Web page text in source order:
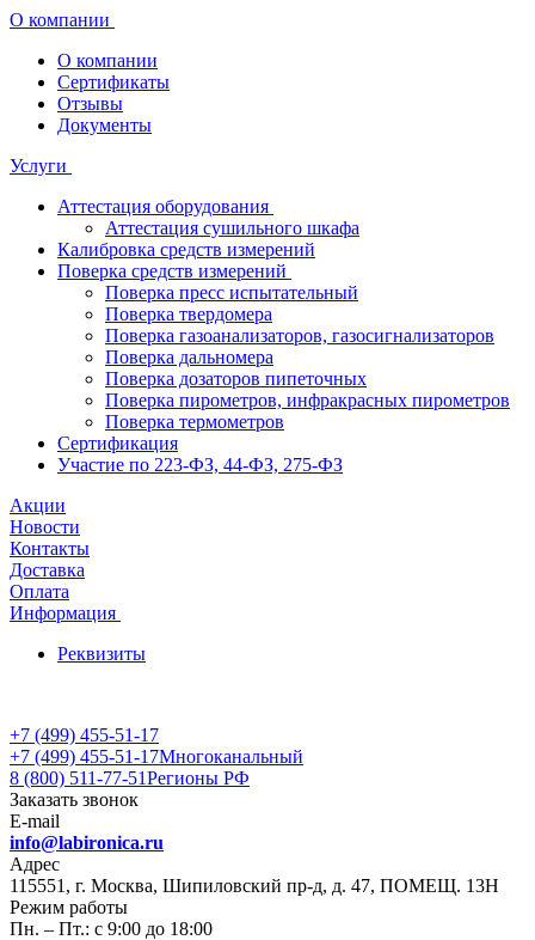
О компании
О компании
Сертификаты
Отзывы
Документы
Услуги
Аттестация оборудования
Аттестация сушильного шкафа
Калибровка средств измерений
Поверка средств измерений
Поверка пресс испытательный
Поверка твердомера
Поверка газоанализаторов, газосигнализаторов
Поверка дальномера
Поверка дозаторов пипеточных
Поверка пирометров, инфракрасных пирометров
Поверка термометров
Сертификация
Участие по 223-ФЗ, 44-ФЗ, 275-ФЗ
Акции
Новости
Контакты
Доставка
Оплата
Информация
Реквизиты
+7 (499) 455-51-17
+7 (499) 455-51-17Многоканальный
8 (800) 511-77-51Регионы РФ
Заказать звонок
E-mail
info@labironica.ru
Адрес
115551, г. Москва, Шипиловский пр-д, д. 47, ПОМЕЩ. 13Н
Режим работы
Пн. – Пт.: с 9:00 до 18:00